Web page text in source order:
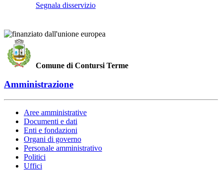
Segnala disservizio
Comune di Contursi Terme
Amministrazione
Aree amministrative
Documenti e dati
Enti e fondazioni
Organi di governo
Personale amministrativo
Politici
Uffici